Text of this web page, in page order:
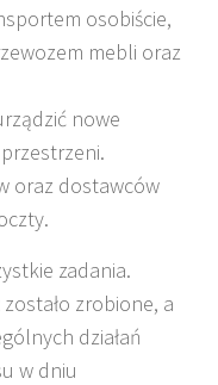
osobiście,
mebli oraz
nowe
oraz dostawców
zadania.
zrobione, a
działań
w dniu